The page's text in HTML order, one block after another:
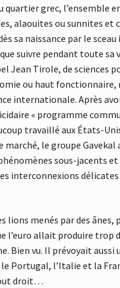
grec, l’ensemble
alaouites ou sunnites
sa naissance par le
suivre pendant toute
Jean Tirole, de sciences
ou haut
internationale. Après
« programme
travaillé aux États-
marché, le groupe
sous-jacents
interconnexions
lions menés par des
l’euro allait produire trop
Bien vu. Il prévoyait
Portugal, l’Italie et la
droit…